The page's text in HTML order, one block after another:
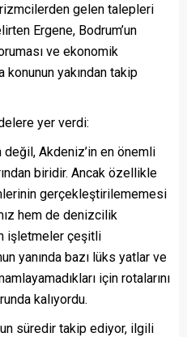
gelen talepleri
Ergene, Bodrum’un
ve ekonomik
konunun yakından takip
yer verdi:
değil, Akdeniz’in en önemli
biridir. Ancak özellikle
gerçekleştirilememesi
hem de denizcilik
işletmeler çeşitli
yanında bazı lüks yatlar ve
için rotalarını
kalıyordu.
süredir takip ediyor, ilgili